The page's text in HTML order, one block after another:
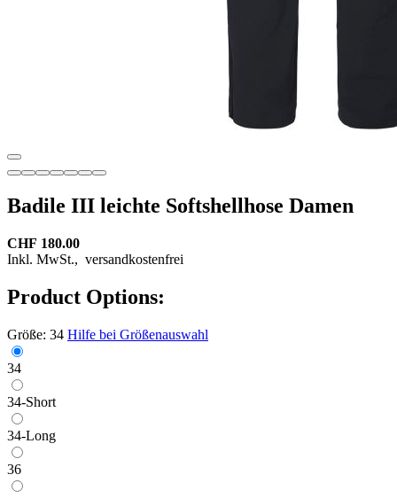
Badile III leichte Softshellhose Damen
CHF 180.00
Inkl. MwSt., versandkostenfrei
Product Options:
Größe: 34 Hilfe bei Größenauswahl
34
34-Short
34-Long
36